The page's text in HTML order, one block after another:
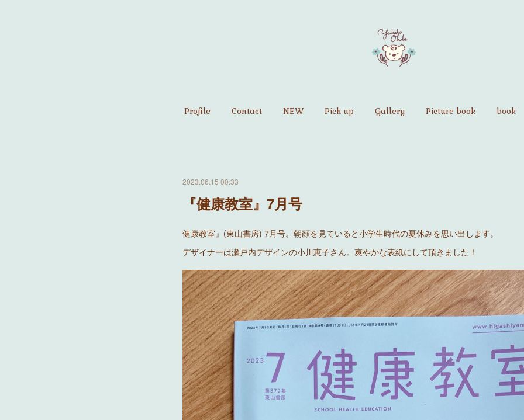
Profile Contact NEW Pick up Gallery Picture book book
2023.06.15 00:33
『健康教室』7月号
健康教室』(東山書房) 7月号。朝顔を見ていると小学生時代の夏休みを思い出します。
デザイナーは瀬戸内デザインの小川恵子さん。爽やかな表紙にして頂きました！